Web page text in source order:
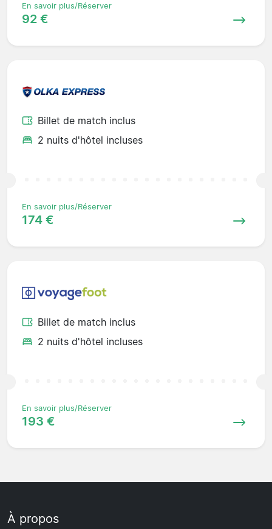
En savoir plus/Réserver
92 €
Billet de match inclus
2 nuits d'hôtel incluses
En savoir plus/Réserver
174 €
Billet de match inclus
2 nuits d'hôtel incluses
En savoir plus/Réserver
193 €
À propos